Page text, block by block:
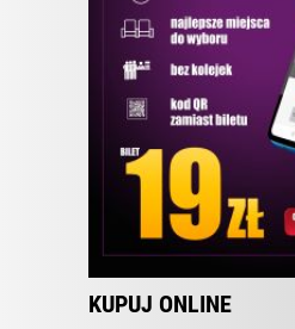
KUPUJ ONLINE